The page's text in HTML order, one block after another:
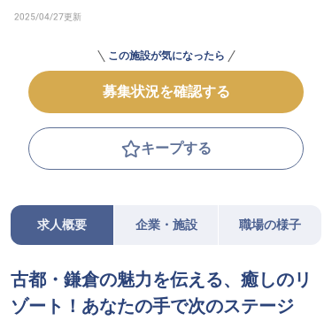
この施設が気になったら
募集状況を確認する
キープする
求人概要 企業・施設 職場の様子
古都・鎌倉の魅力を伝える、癒しのリ
ゾート！あなたの手で次のステージ